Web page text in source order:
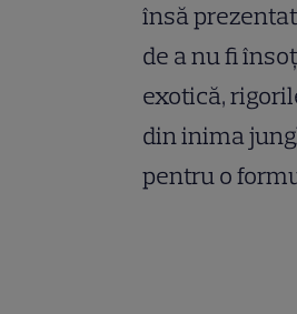
însă
de a nu fi
exotică,
din inima
pentru o